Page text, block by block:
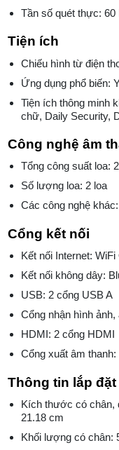
Tần số quét thực: 60
Tiện ích
Chiếu hình từ điện
Ứng dụng phổ biến:
Tiện ích thông minh
chữ, Daily Security,
Công nghệ âm
Tổng công suất loa:
Số lượng loa: 2 loa
Các công nghệ
Cổng kết nối
Kết nối Internet:
Kết nối không dây:
USB: 2 cổng USB A
Cổng nhận hình
HDMI: 2 cổng HDMI
Cổng xuất âm
Thông tin lắp đặt
Kích thước có chân,
21.18 cm
Khối lượng có chân: